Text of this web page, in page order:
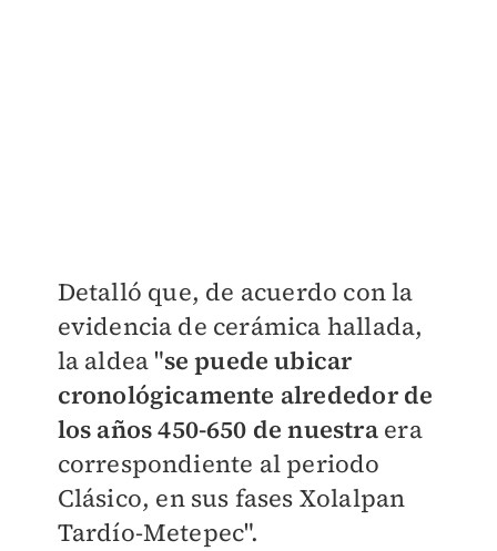
Detalló que, de acuerdo con la
evidencia de cerámica hallada,
la aldea "se puede ubicar
cronológicamente alrededor de
los años 450-650 de nuestraera
correspondiente al periodo
Clásico, en sus fases Xolalpan
Tardío-Metepec".